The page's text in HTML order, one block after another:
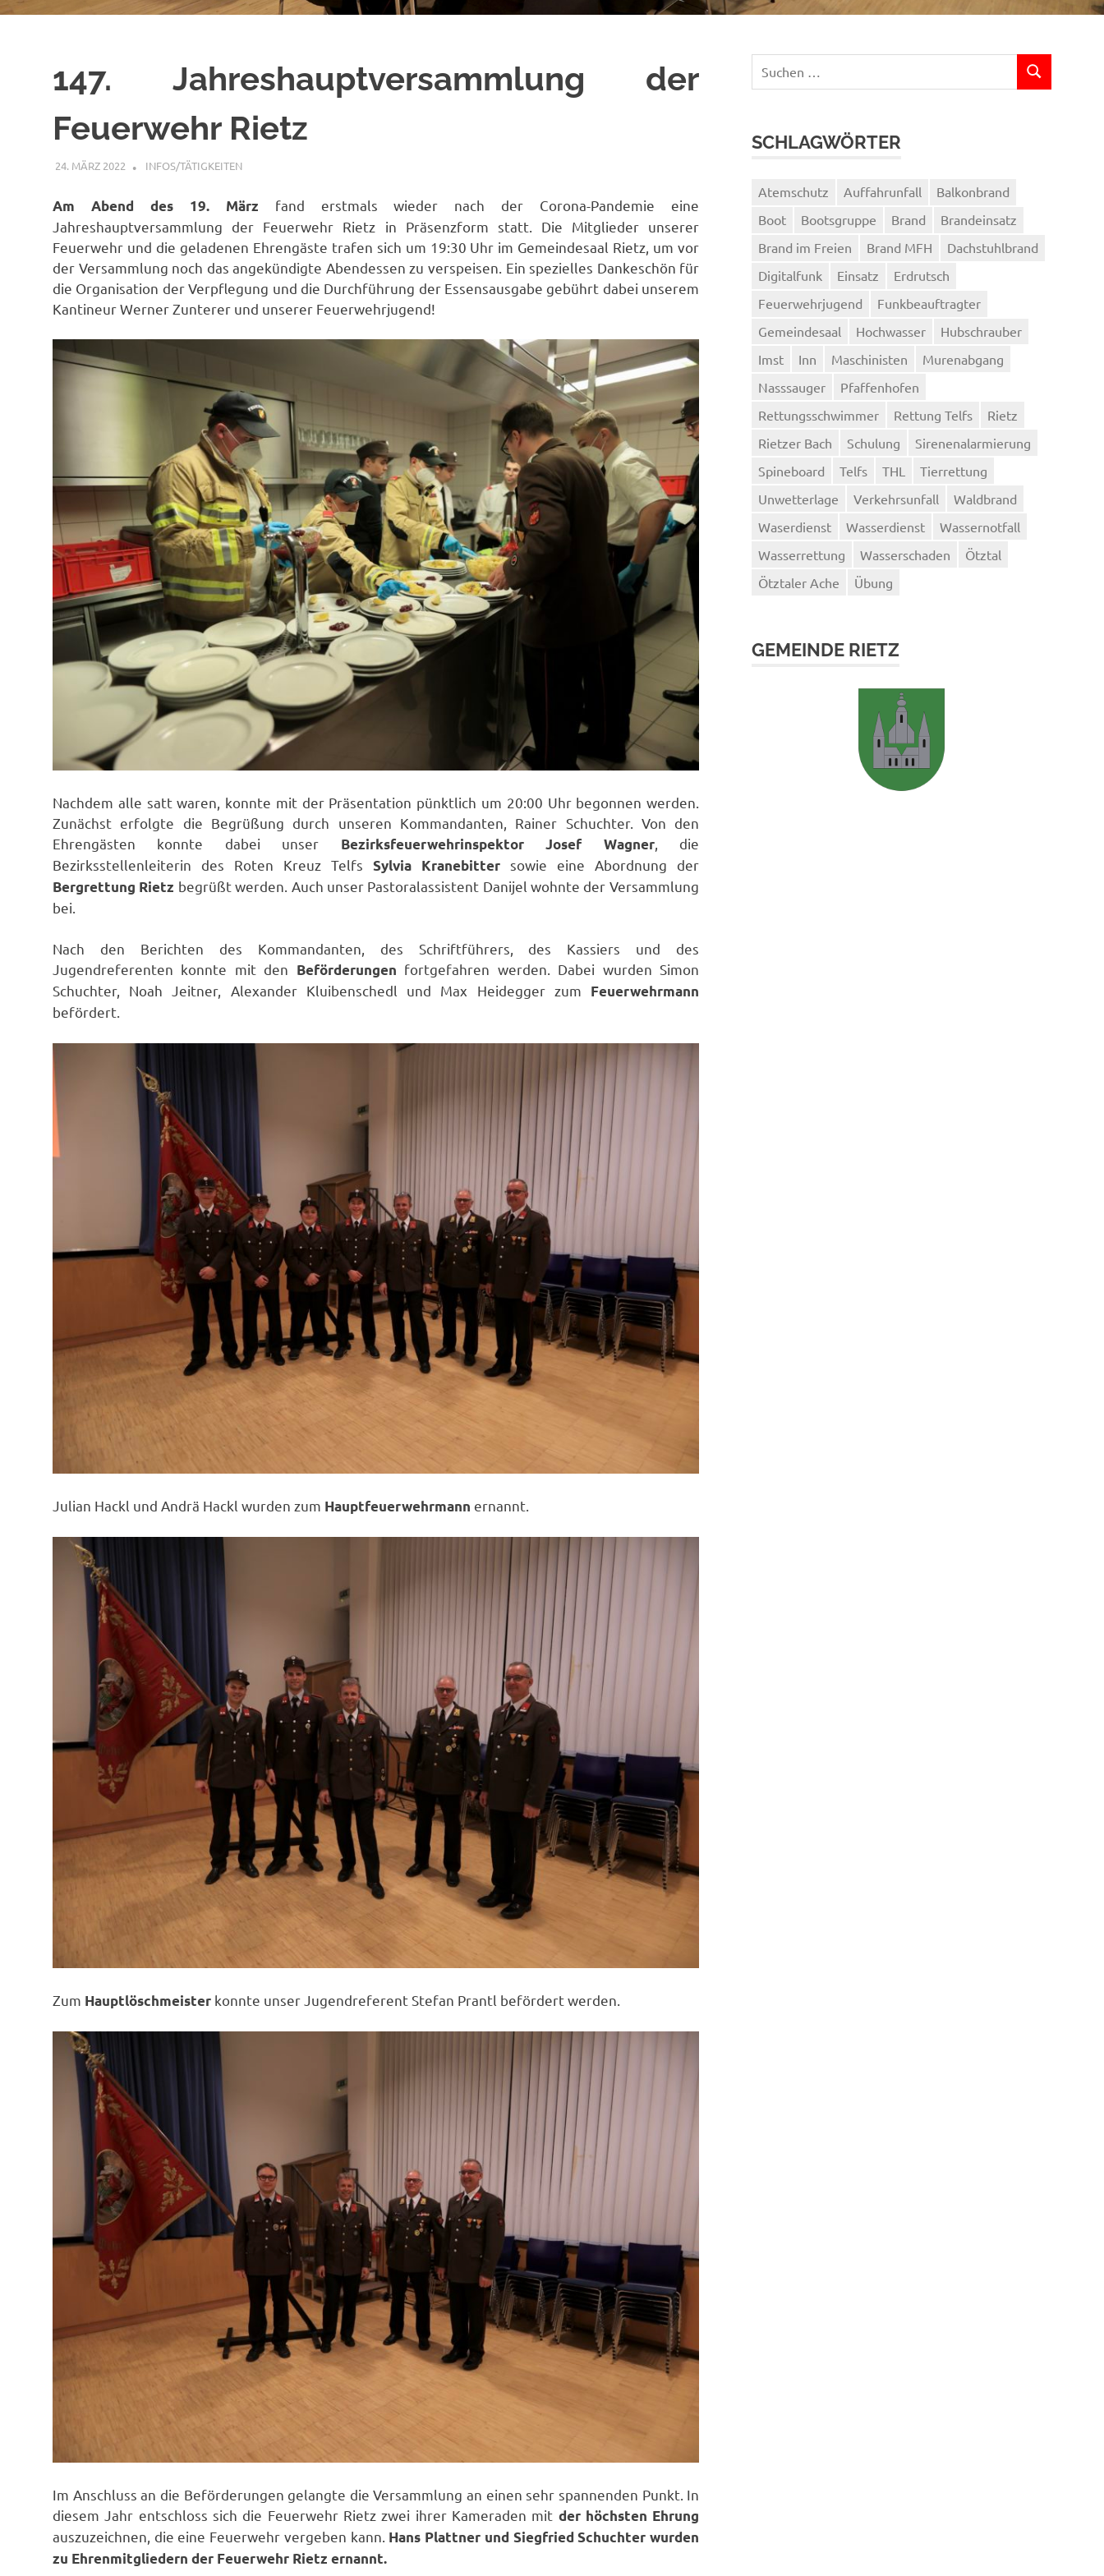
147. Jahreshauptversammlung der
Feuerwehr Rietz
24. MÄRZ 2022 FFWRIETZ
INFOS/TÄTIGKEITEN
Am Abend des 19. März fand erstmals wieder nach der Corona-Pandemie eine
Jahreshauptversammlung der Feuerwehr Rietz in Präsenzform statt. Die Mitglieder unserer
Feuerwehr und die geladenen Ehrengäste trafen sich um 19:30 Uhr im Gemeindesaal Rietz, um vor
der Versammlung noch das angekündigte Abendessen zu verspeisen. Ein spezielles Dankeschön für
die Organisation der Verpflegung und die Durchführung der Essensausgabe gebührt dabei unserem
Kantineur Werner Zunterer und unserer Feuerwehrjugend!
Nachdem alle satt waren, konnte mit der Präsentation pünktlich um 20:00 Uhr begonnen werden.
Zunächst erfolgte die Begrüßung durch unseren Kommandanten, Rainer Schuchter. Von den
Ehrengästen konnte dabei unser Bezirksfeuerwehrinspektor Josef Wagner, die
Bezirksstellenleiterin des Roten Kreuz Telfs Sylvia Kranebitter sowie eine Abordnung der
Bergrettung Rietz begrüßt werden. Auch unser Pastoralassistent Danijel wohnte der Versammlung
bei.
Nach den Berichten des Kommandanten, des Schriftführers, des Kassiers und des
Jugendreferenten konnte mit den Beförderungen fortgefahren werden. Dabei wurden Simon
Schuchter, Noah Jeitner, Alexander Kluibenschedl und Max Heidegger zum Feuerwehrmann
befördert.
Julian Hackl und Andrä Hackl wurden zum Hauptfeuerwehrmann ernannt.
Zum Hauptlöschmeister konnte unser Jugendreferent Stefan Prantl befördert werden.
Im Anschluss an die Beförderungen gelangte die Versammlung an einen sehr spannenden Punkt. In
diesem Jahr entschloss sich die Feuerwehr Rietz zwei ihrer Kameraden mit der höchsten Ehrung
auszuzeichnen, die eine Feuerwehr vergeben kann. Hans Plattner und Siegfried Schuchter wurden
zu Ehrenmitgliedern der Feuerwehr Rietz ernannt.
nach:
SUCHEN
SCHLAGWÖRTER
Atemschutz Auffahrunfall
Balkonbrand
Boot
Bootsgruppe Brand
Brandeinsatz
Brand im Freien
Brand MFH
Dachstuhlbrand
Digitalfunk
Einsatz
Erdrutsch
Feuerwehrjugend
Funkbeauftragter
Gemeindesaal
Hochwasser
Hubschrauber
Imst
Inn Maschinisten
Murenabgang
Nasssauger
Pfaffenhofen
Rettungsschwimmer
Rettung Telfs
Rietz
Rietzer Bach
Schulung
Sirenenalarmierung
Spineboard
Telfs THL
Tierrettung
Unwetterlage
Verkehrsunfall
Waldbrand
Waserdienst
Wasserdienst
Wassernotfall
Wasserrettung
Wasserschaden
Ötztal
Ötztaler Ache
Übung
GEMEINDE RIETZ